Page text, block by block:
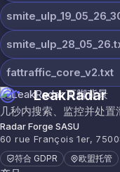
fattraffic_core_v2.txt
LeakRadar
几秒内搜索、监控并处置
Radar Forge SASU
60 rue François 1er,
符合 GDPR 欧盟托管